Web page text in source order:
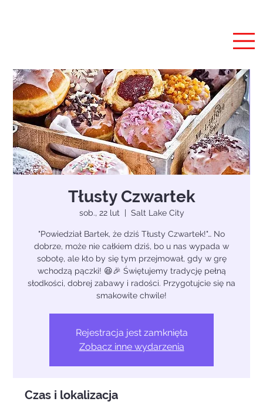
Tłusty Czwartek
sob., 22 lut
  |
Salt Lake City
"Powiedział Bartek, że dziś Tłusty Czwartek!"… No
dobrze, może nie całkiem dziś, bo u nas wypada w
sobotę, ale kto by się tym przejmował, gdy w grę
wchodzą pączki! 😆🎉 Świętujemy tradycję pełną
słodkości, dobrej zabawy i radości. Przygotujcie się na
smakowite chwile!
Rejestracja jest zamknięta
Zobacz inne wydarzenia
Czas i lokalizacja